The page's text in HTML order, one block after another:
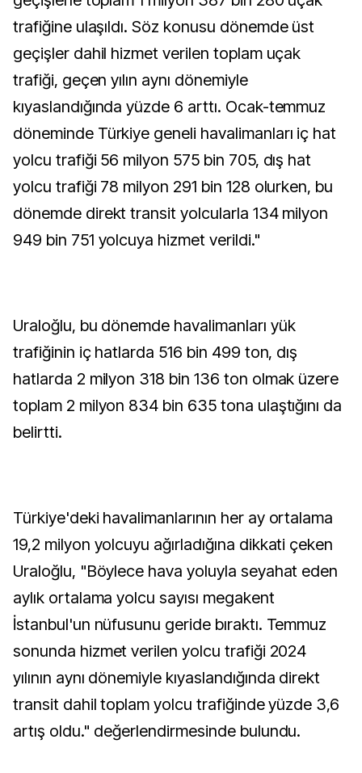
trafiğine ulaşıldı. Söz konusu dönemde üst
geçişler dahil hizmet verilen toplam uçak
trafiği, geçen yılın aynı dönemiyle
kıyaslandığında yüzde 6 arttı. Ocak-temmuz
döneminde Türkiye geneli havalimanları iç hat
yolcu trafiği 56 milyon 575 bin 705, dış hat
yolcu trafiği 78 milyon 291 bin 128 olurken, bu
dönemde direkt transit yolcularla 134 milyon
949 bin 751 yolcuya hizmet verildi."
Uraloğlu, bu dönemde havalimanları yük
trafiğinin iç hatlarda 516 bin 499 ton, dış
hatlarda 2 milyon 318 bin 136 ton olmak üzere
toplam 2 milyon 834 bin 635 tona ulaştığını da
belirtti.
Türkiye'deki havalimanlarının her ay ortalama
19,2 milyon yolcuyu ağırladığına dikkati çeken
Uraloğlu, "Böylece hava yoluyla seyahat eden
aylık ortalama yolcu sayısı megakent
İstanbul'un nüfusunu geride bıraktı. Temmuz
sonunda hizmet verilen yolcu trafiği 2024
yılının aynı dönemiyle kıyaslandığında direkt
transit dahil toplam yolcu trafiğinde yüzde 3,6
artış oldu." değerlendirmesinde bulundu.